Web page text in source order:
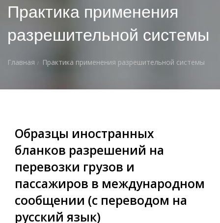
Практика применения
разрешительной системы
Главная Практика применения разрешительной системы
Образцы иностранных
бланков разрешений на
перевозки грузов и
пассажиров в международном
сообщении (с переводом на
русский язык)